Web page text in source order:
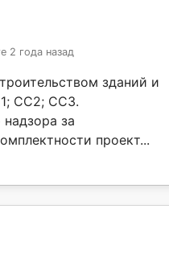
2 года назад
зданий и
СС2; СС3.
за
проект...